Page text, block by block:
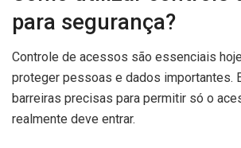
para segurança?
Controle de acessos são essenciais
proteger pessoas e dados importantes.
barreiras precisas para permitir só o
realmente deve entrar.